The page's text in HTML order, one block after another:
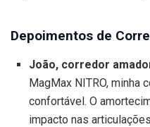
Depoimentos de
João, corredor
MagMax NITRO, minha
confortável. O
impacto nas